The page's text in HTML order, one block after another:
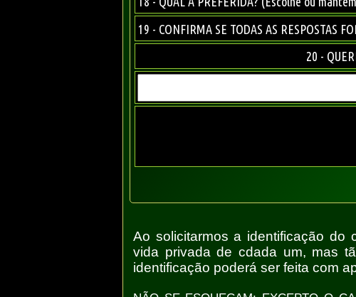
Ao solicitarmos a identificação do
vida privada de cdada um, mas
identificação poderá ser feita com
19 - CONFIRMA SE TODAS AS RESPOSTAS
20 -